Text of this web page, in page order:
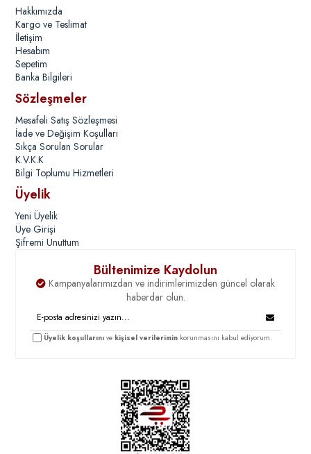
Hakkımızda
Kargo ve Teslimat
İletişim
Hesabım
Sepetim
Banka Bilgileri
Sözleşmeler
Mesafeli Satış Sözleşmesi
İade ve Değişim Koşulları
Sıkça Sorulan Sorular
K.V.K.K
Bilgi Toplumu Hizmetleri
Üyelik
Yeni Üyelik
Üye Girişi
Şifremi Unuttum
Bültenimize Kaydolun
Kampanyalarımızdan ve indirimlerimizden güncel olarak
haberdar olun.
Üyelik koşullarını ve kişisel verilerimin korunmasını kabul ediyorum.